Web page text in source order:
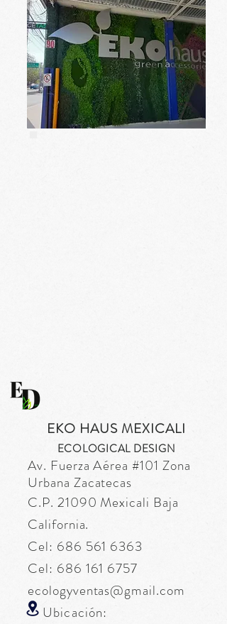
EKO HAUS MEXICALI
ECOLOGICAL DESIGN
Av. FuerzaAérea #101 Zona
Urbana Zacatecas
C.P. 21090 Mexicali Baja
California.
Cel: 686 561 6363
Cel: 686 161 6757
ecologyventas@gmail.com
Ubicación: